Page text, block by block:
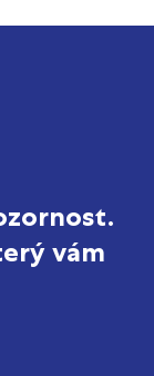
vám